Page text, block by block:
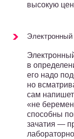
высокую
Электронный
в
его надо
но
сам
«не
способны
зачатия —